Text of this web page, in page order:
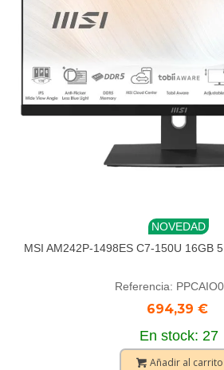
NOVEDAD
MSI AM242P-1498ES C7-150U 16GB
Referencia:
694,39 €
En stock: 27
Añadir al carrito